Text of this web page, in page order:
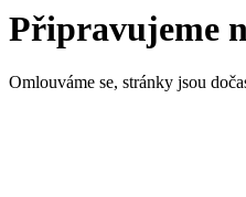
Připravujeme
Omlouváme se, stránky jsou